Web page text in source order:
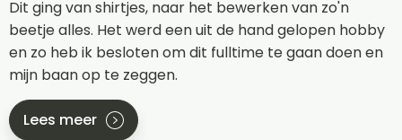
Dit ging van shirtjes, naar het bewerken van zo'n
beetje alles. Het werd een uit de hand gelopen hobby
en zo heb ik besloten om dit fulltime te gaan doen en
mijn baan op te zeggen.
Lees meer